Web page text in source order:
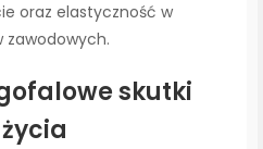
oraz elastyczność w
zawodowych.
skutki